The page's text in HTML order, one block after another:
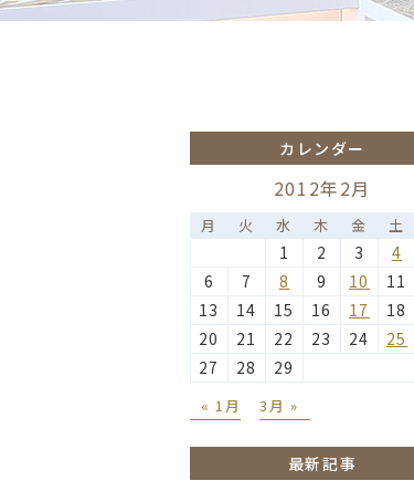
カレンダー
2012年2月
月 火 水 木 金 土
1 2 3 4
6
7 8 9 10 11
13
14 15 16 17 18
20
21 22 23 24 25
27
28 29
« 1月 3月 »
最新記事